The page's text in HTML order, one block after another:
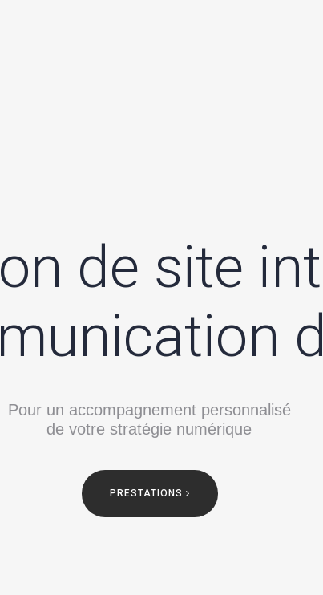
on de site int
munication d
Pour un accompagnement personnal isé
de votre stratégie numérique